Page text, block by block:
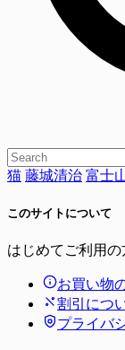
猫 藤城清治 富士
このサイトについて
はじめてご利用の
お買い物
割引につ
プライバ